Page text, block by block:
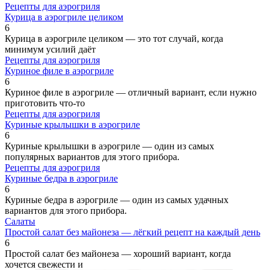
Рецепты для аэрогриля
Курица в аэрогриле целиком
6
Курица в аэрогриле целиком — это тот случай, когда
минимум усилий даёт
Рецепты для аэрогриля
Куриное филе в аэрогриле
6
Куриное филе в аэрогриле — отличный вариант, если нужно
приготовить что-то
Рецепты для аэрогриля
Куриные крылышки в аэрогриле
6
Куриные крылышки в аэрогриле — один из самых
популярных вариантов для этого прибора.
Рецепты для аэрогриля
Куриные бедра в аэрогриле
6
Куриные бедра в аэрогриле — один из самых удачных
вариантов для этого прибора.
Салаты
Простой салат без майонеза — лёгкий рецепт на каждый день
6
Простой салат без майонеза — хороший вариант, когда
хочется свежести и